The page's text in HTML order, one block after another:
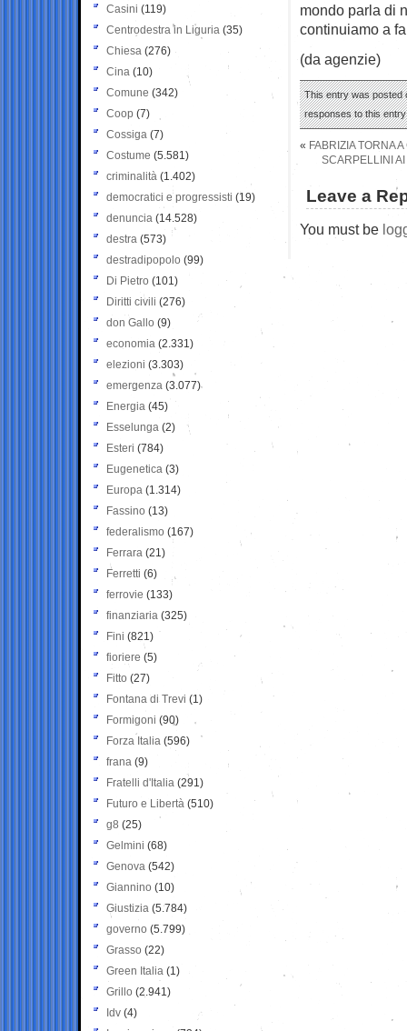
mondo parla di
continuiamo a
(da agenzie)
This entry was posted
responses to this
« FABRIZIA TORNA
SCARPELLINI AI
Leave a
You must be
Casini (119)
Centrodestra in Liguria (35)
Chiesa (276)
Cina (10)
Comune (342)
Coop (7)
Cossiga (7)
Costume (5.581)
criminalità (1.402)
democratici e progressisti (19)
denuncia (14.528)
destra (573)
destradipopolo (99)
Di Pietro (101)
Diritti civili (276)
don Gallo (9)
economia (2.331)
elezioni (3.303)
emergenza (3.077)
Energia (45)
Esselunga (2)
Esteri (784)
Eugenetica (3)
Europa (1.314)
Fassino (13)
federalismo (167)
Ferrara (21)
Ferretti (6)
ferrovie (133)
finanziaria (325)
Fini (821)
fioriere (5)
Fitto (27)
Fontana di Trevi (1)
Formigoni (90)
Forza Italia (596)
frana (9)
Fratelli d'Italia (291)
Futuro e Libertà (510)
g8 (25)
Gelmini (68)
Genova (542)
Giannino (10)
Giustizia (5.784)
governo (5.799)
Grasso (22)
Green Italia (1)
Grillo (2.941)
Idv (4)